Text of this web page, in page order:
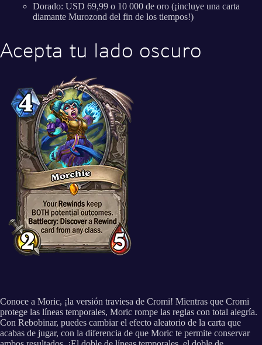
Dorado: USD 69,99 o 10 000 de oro (¡incluye una carta
diamante Murozond del fin de los tiempos!)
Acepta tu lado oscuro
Conoce a Moric, ¡la versión traviesa de Cromi! Mientras que Cromi
protege las líneas temporales, Moric rompe las reglas con total alegría.
Con Rebobinar, puedes cambiar el efecto aleatorio de la carta que
acabas de jugar, con la diferencia de que Moric te permite conservar